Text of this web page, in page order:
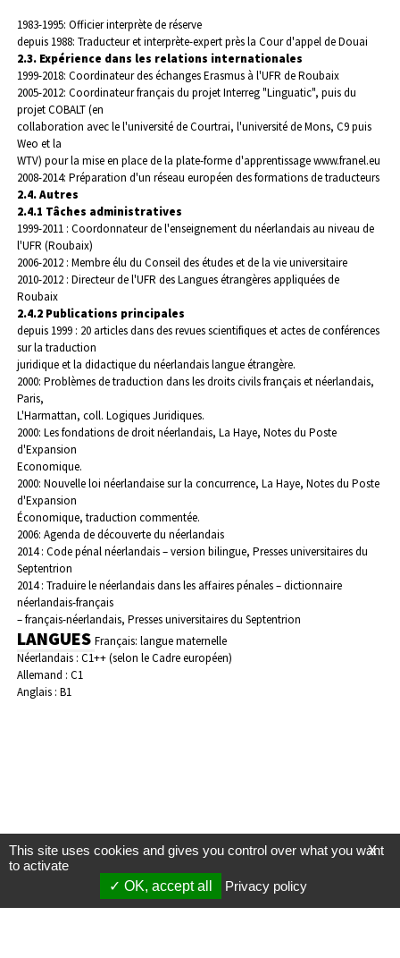
1983-1995: Officier interprète de réserve
depuis 1988: Traducteur et interprète-expert près la Cour d'appel de Douai
2.3. Expérience dans les relations internationales
1999-2018: Coordinateur des échanges Erasmus à l'UFR de Roubaix
2005-2012: Coordinateur français du projet Interreg "Linguatic", puis du
projet COBALT (en
collaboration avec le l'université de Courtrai, l'université de Mons, C9 puis
Weo et la
WTV) pour la mise en place de la plate-forme d'apprentissage www.franel.eu
2008-2014: Préparation d'un réseau européen des formations de traducteurs
2.4. Autres
2.4.1 Tâches administratives
1999-2011 : Coordonnateur de l'enseignement du néerlandais au niveau de
l'UFR (Roubaix)
2006-2012 : Membre élu du Conseil des études et de la vie universitaire
2010-2012 : Directeur de l'UFR des Langues étrangères appliquées de
Roubaix
2.4.2 Publications principales
depuis 1999 : 20 articles dans des revues scientifiques et actes de conférences
sur la traduction
juridique et la didactique du néerlandais langue étrangère.
2000: Problèmes de traduction dans les droits civils français et néerlandais,
Paris,
L'Harmattan, coll. Logiques Juridiques.
2000: Les fondations de droit néerlandais, La Haye, Notes du Poste
d'Expansion
Economique.
2000: Nouvelle loi néerlandaise sur la concurrence, La Haye, Notes du Poste
d'Expansion
Économique, traduction commentée.
2006: Agenda de découverte du néerlandais
2014 : Code pénal néerlandais – version bilingue, Presses universitaires du
Septentrion
2014 : Traduire le néerlandais dans les affaires pénales – dictionnaire
néerlandais-français
– français-néerlandais, Presses universitaires du Septentrion
LANGUES Français: langue maternelle
Néerlandais : C1++ (selon le Cadre européen)
Allemand : C1
Anglais : B1
X
This site uses cookies and gives you control over what you want
to activate
OK, accept all
Privacy policy